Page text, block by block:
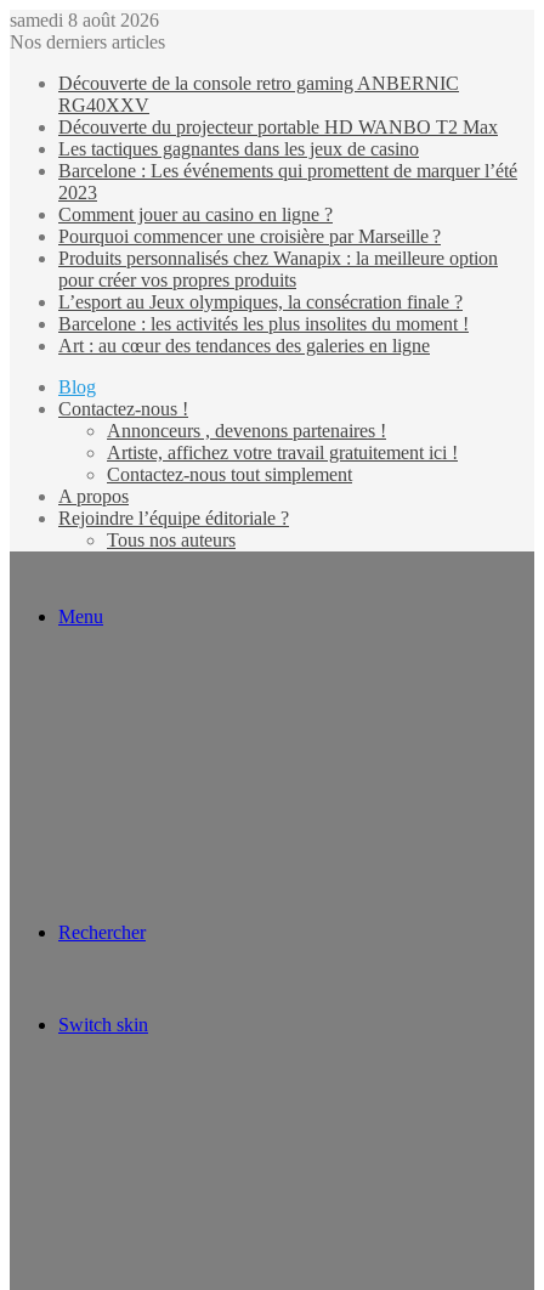
samedi 8 août 2026
Nos derniers articles
Découverte de la console retro gaming ANBERNIC
RG40XXV
Découverte du projecteur portable HD WANBO T2 Max
Les tactiques gagnantes dans les jeux de casino
Barcelone : Les événements qui promettent de marquer l’été
2023
Comment jouer au casino en ligne ?
Pourquoi commencer une croisière par Marseille ?
Produits personnalisés chez Wanapix : la meilleure option
pour créer vos propres produits
L’esport au Jeux olympiques, la consécration finale ?
Barcelone : les activités les plus insolites du moment !
Art : au cœur des tendances des galeries en ligne
Blog
Contactez-nous !
Annonceurs , devenons partenaires !
Artiste, affichez votre travail gratuitement ici !
Contactez-nous tout simplement
A propos
Rejoindre l’équipe éditoriale ?
Tous nos auteurs
Menu
Rechercher
Switch skin